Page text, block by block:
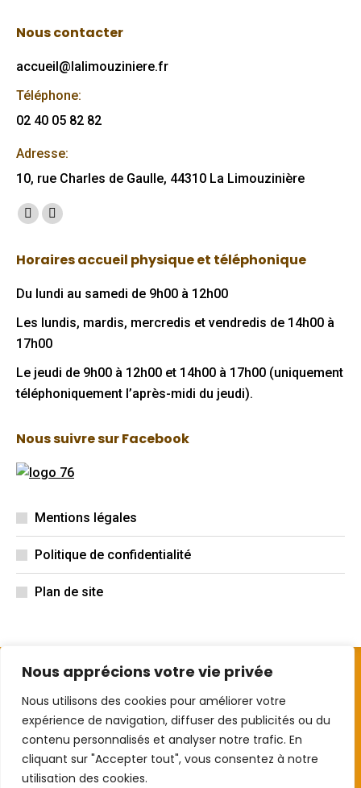
Nous apprécions votre vie privée
Nous utilisons des cookies pour améliorer votre
expérience de navigation, diffuser des publicités ou du
contenu personnalisés et analyser notre trafic. En
cliquant sur "Accepter tout", vous consentez à notre
utilisation des cookies.
Nous contacter
accueil@lalimouziniere.fr
Téléphone:
02 40 05 82 82
Adresse:
10, rue Charles de Gaulle, 44310 La Limouzinière
Trouvez nous sur :
Facebook
opens
in
window
Mail
opens
in
window
Horaires accueil physique et téléphonique
Du lundi au samedi de 9h00 à 12h00
Les lundis, mardis, mercredis et vendredis de 14h00 à
17h00
Le jeudi de 9h00 à 12h00 et 14h00 à 17h00 (uniquement
téléphoniquement l’après-midi du jeudi).
Nous suivre sur Facebook
Mentions légales
Politique de confidentialité
Plan de site